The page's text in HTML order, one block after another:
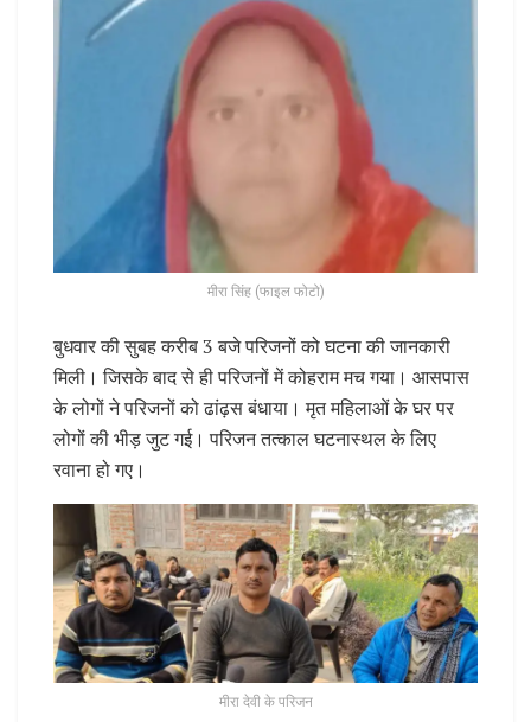
मीरा सिंह (फाइल फोटो)
बुधवार की सुबह करीब 3 बजे परिजनों को घटना की जानकारी
मिली। जिसके बाद से ही परिजनों में कोहराम मच गया। आसपास
के लोगों ने परिजनों को ढांढ़स बंधाया। मृत महिलाओं के घर पर
लोगों की भीड़ जुट गई। परिजन तत्काल घटनास्थल के लिए
रवाना हो गए।
मीरा देवी के परिजन